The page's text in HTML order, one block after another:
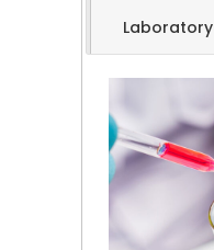
Laboratory